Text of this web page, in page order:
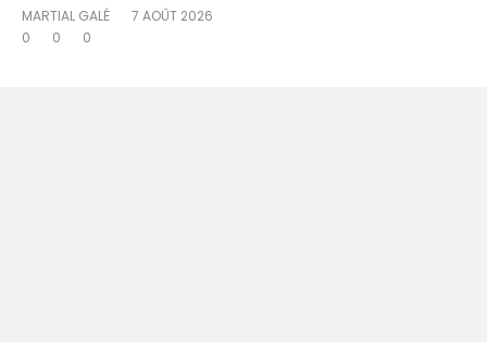
MARTIAL GALÉ
7 AOÛT 2026
0
0 0